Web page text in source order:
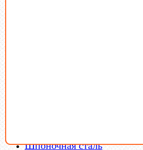
Шпоночная сталь